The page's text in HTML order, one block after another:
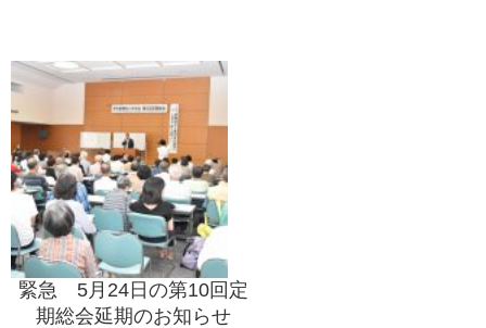
緊急 5月24日の第10回定
期総会延期のお知らせ